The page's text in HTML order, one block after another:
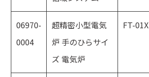
06970-
0004
超精密小型電気
炉 手のひらサイ
ズ 電気炉
FT-01X